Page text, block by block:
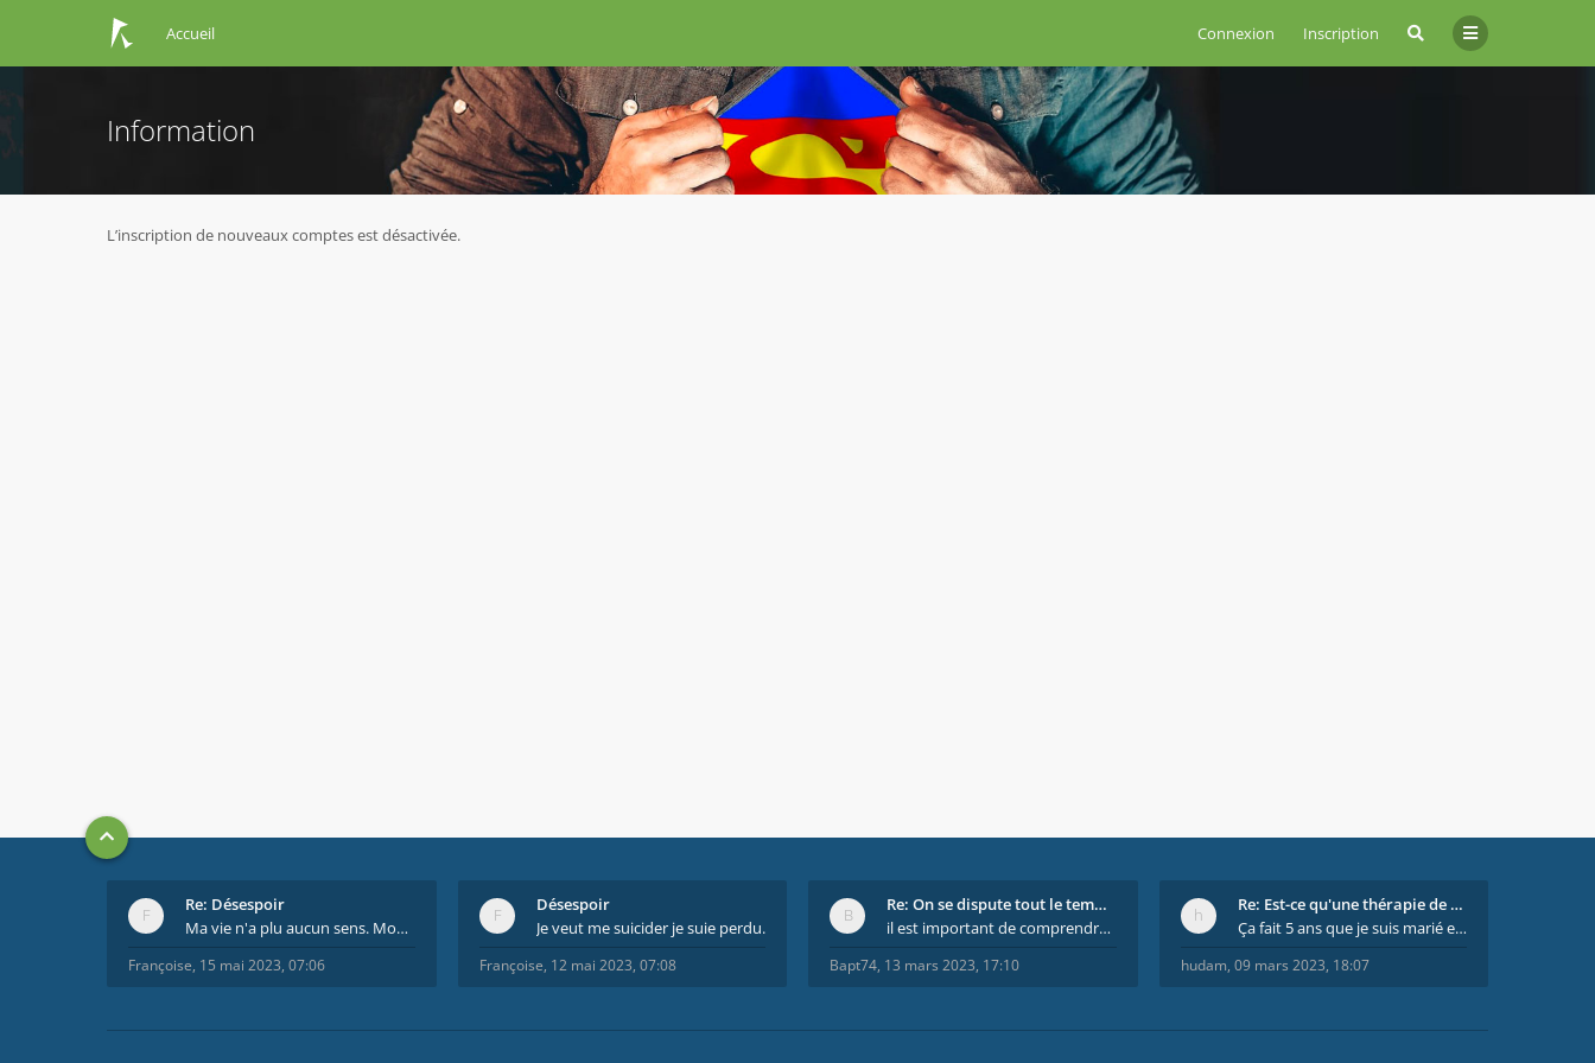
Connexion Inscription
Accueil
Information
L’inscription de nouveaux comptes est désactivée.
Re: Désespoir
Ma vie n'a plu aucun sens. Mourir pour être soulag
Françoise, 15 mai 2023, 07:06
Désespoir
Je veut me suicider je suie perdu.
Françoise, 12 mai 2023, 07:08
Re: On se dispute tout le temps ...
il est important de comprendre que chaque personne
Bapt74, 13 mars 2023, 17:10
Re: Est-ce qu'une thérapie de couple est efficace
Ça fait 5 ans que je suis marié et on est en théra
hudam, 09 mars 2023, 18:07